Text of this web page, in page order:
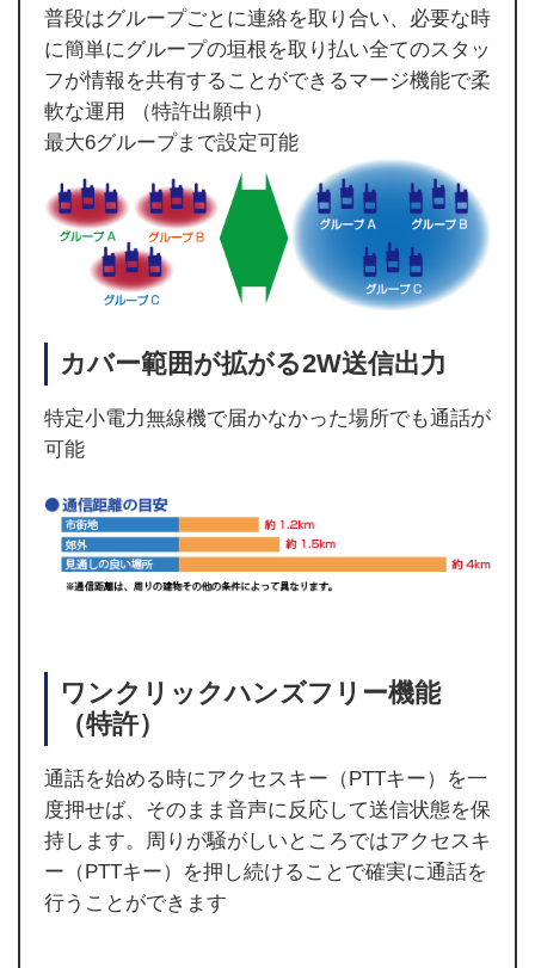
普段はグループごとに連絡を取り合い、必要な時
に簡単にグループの垣根を取り払い全てのスタッ
フが情報を共有することができるマージ機能で柔
軟な運用 （特許出願中）
最大6グループまで設定可能
カバー範囲が拡がる2W送信出力
特定小電力無線機で届かなかった場所でも通話が
可能
ワンクリックハンズフリー機能
（特許）
通話を始める時にアクセスキー（PTTキー）を一
度押せば、そのまま音声に反応して送信状態を保
持します。周りが騒がしいところではアクセスキ
ー（PTTキー）を押し続けることで確実に通話を
行うことができます